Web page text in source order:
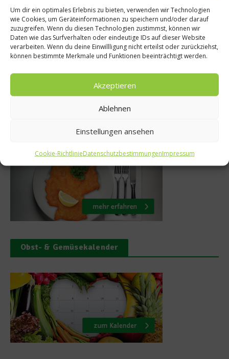
Um dir ein optimales Erlebnis zu bieten, verwenden wir Technologien
wie Cookies, um Geräteinformationen zu speichern und/oder darauf
zuzugreifen. Wenn du diesen Technologien zustimmst, können wir
Daten wie das Surfverhalten oder eindeutige IDs auf dieser Website
verarbeiten. Wenn du deine Einwillligung nicht erteilst oder zurückziehst,
können bestimmte Merkmale und Funktionen beeinträchtigt werden.
Akzeptieren
Ablehnen
Einstellungen ansehen
Cookie-RichtlinieDatenschutzbestimmungenImpressum
Was hinter
steckt
News
Schatzsuche
#50BestTalks –
Vegas
Obst- & Gemüsekalender